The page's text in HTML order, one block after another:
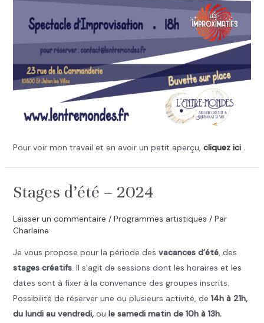
Pour voir mon travail et en avoir un petit aperçu, cliquez ici .
Stages d’été – 2024
Laisser un commentaire / Programmes artistiques / Par
Charlaine
Je vous propose pour la période des vacances d’été, des
stages créatifs. Il s’agit de sessions dont les horaires et les
dates sont à fixer à la convenance des groupes inscrits.
Possibilité de réserver une ou plusieurs activité, de 14h à 21h,
du lundi au vendredi, ou le samedi matin de 10h à 13h.